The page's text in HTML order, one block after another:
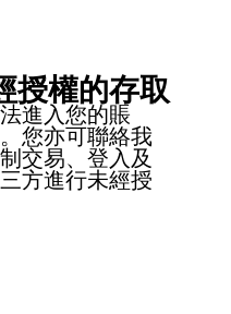
授權的存取
進入您的賬
您亦可聯絡我
交易、登入及
方進行未經授